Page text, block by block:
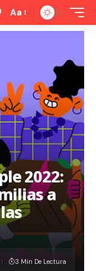
Aa
2022:
a
3 Min De Lectura